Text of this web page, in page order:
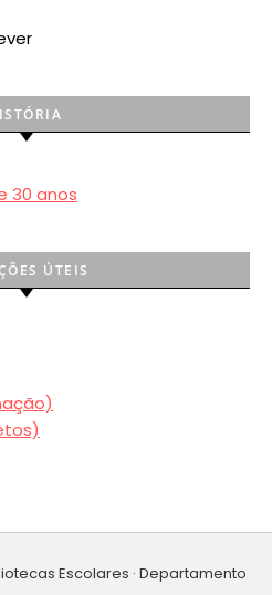
30 anos
ÚTEIS
Escolares · Departamento